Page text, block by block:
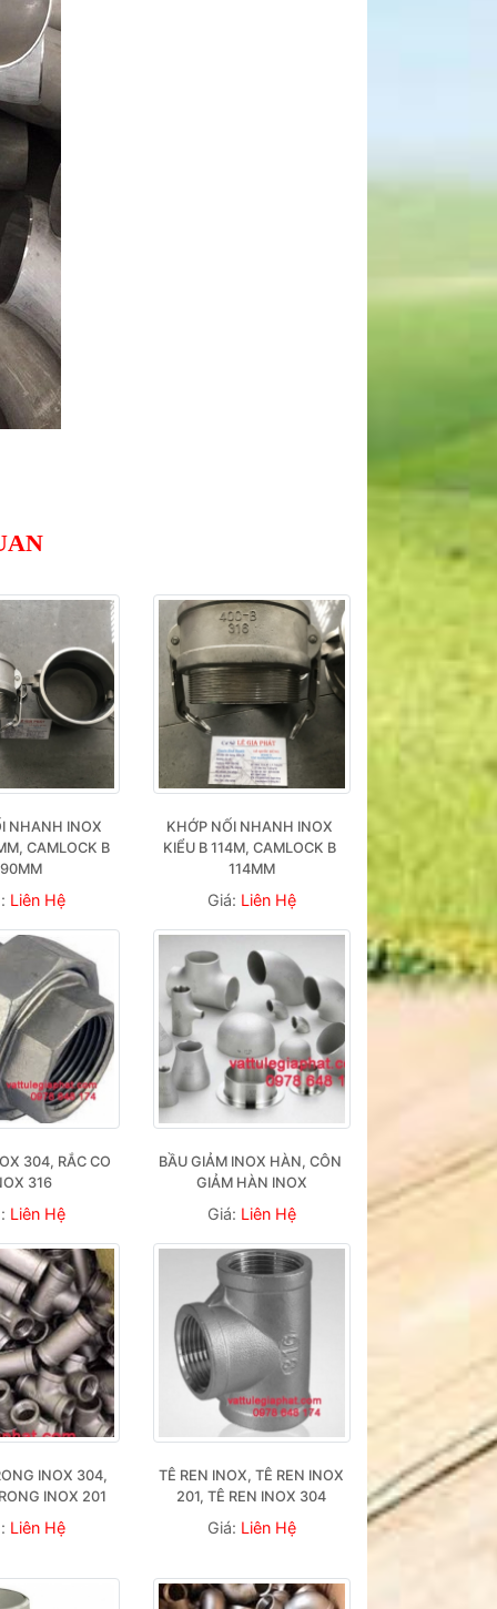
NHANH INOX
CAMLOCK B
90MM
Liên Hệ
KHỚP NỐI NHANH INOX
KIỂU B 114M, CAMLOCK B
114MM
Giá: Liên Hệ
304, RẮC CO
316
Liên Hệ
BẦU GIẢM INOX HÀN, CÔN
GIẢM HÀN INOX
Giá: Liên Hệ
INOX 304,
INOX 201
Liên Hệ
TÊ REN INOX, TÊ REN INOX
201, TÊ REN INOX 304
Giá: Liên Hệ